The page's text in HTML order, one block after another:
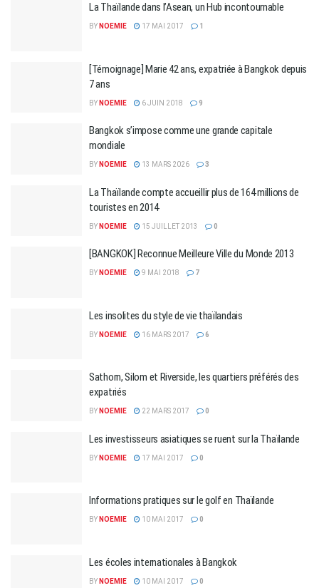
La Thaïlande dans l’Asean, un Hub incontournable
BY NOEMIE 17 MAI 2017 1
[Témoignage] Marie 42 ans, expatriée à Bangkok depuis
7 ans
BY NOEMIE 6 JUIN 2018 9
Bangkok s’impose comme une grande capitale
mondiale
BY NOEMIE 13 MARS 2026 3
La Thaïlande compte accueillir plus de 164 millions de
touristes en 2014
BY NOEMIE 15 JUILLET 2013 0
[BANGKOK] Reconnue Meilleure Ville du Monde 2013
BY NOEMIE 9 MAI 2018 7
Les insolites du style de vie thaïlandais
BY NOEMIE 16 MARS 2017 6
Sathorn, Silom et Riverside, les quartiers préférés des
expatriés
BY NOEMIE 22 MARS 2017 0
Les investisseurs asiatiques se ruent sur la Thaïlande
BY NOEMIE 17 MAI 2017 0
Informations pratiques sur le golf en Thaïlande
BY NOEMIE 10 MAI 2017 0
Les écoles internationales à Bangkok
BY NOEMIE 10 MAI 2017 0